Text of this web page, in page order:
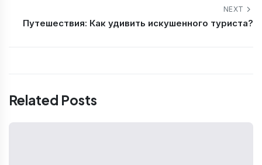
NEXT
Путешествия: Как удивить искушенного туриста?
Related Posts